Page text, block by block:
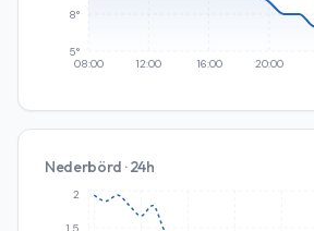
08:00 12:00 16:00 20:00
5°
8°
Nederbörd · 24h
1.5
2